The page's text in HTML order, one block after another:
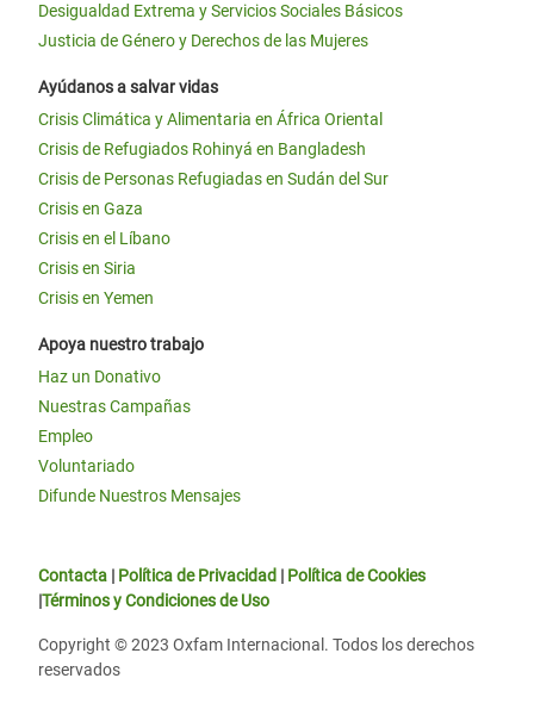
Desigualdad Extrema y Servicios Sociales Básicos
Justicia de Género y Derechos de las Mujeres
Ayúdanos a salvar vidas
Crisis Climática y Alimentaria en África Oriental
Crisis de Refugiados Rohinyá en Bangladesh
Crisis de Personas Refugiadas en Sudán del Sur
Crisis en Gaza
Crisis en el Líbano
Crisis en Siria
Crisis en Yemen
Apoya nuestro trabajo
Haz un Donativo
Nuestras Campañas
Empleo
Voluntariado
Difunde Nuestros Mensajes
Contacta | Política de Privacidad | Política de Cookies
|Términos y Condiciones de Uso
Copyright © 2023 Oxfam Internacional. Todos los derechos
reservados